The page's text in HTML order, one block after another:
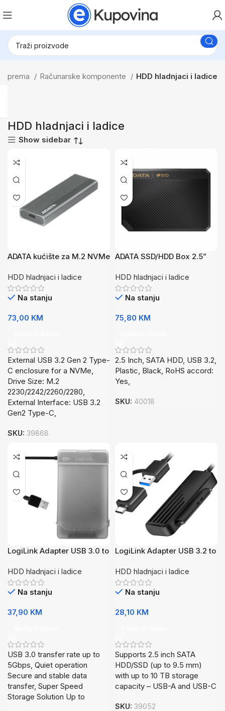
Računarske komponente HDD hladnjaci i ladice
HDD hladnjaci i ladice
Show sidebar
ADATA kućište za M.2 NVMe
HDD hladnjaci i ladice
Na stanju
73,00 KM
External USB 3.2 Gen 2 Type-
C enclosure for a NVMe,
Drive Size: M.2
2230/2242/2260/2280,
External Interface: USB 3.2
Gen2 Type-C,
SKU: 39868
ADATA SSD/HDD Box 2.5”
HDD hladnjaci i ladice
Na stanju
75,80 KM
2.5 Inch, SATA HDD, USB 3.2,
Plastic, Black, RoHS accord:
Yes,
SKU: 40018
LogiLink Adapter USB 3.0 to
HDD hladnjaci i ladice
Na stanju
37,90 KM
USB 3.0 transfer rate up to
5Gbps, Quiet operation
Secure and stable data
transfer, Super Speed
Storage Solution Up to
LogiLink Adapter USB 3.2 to
HDD hladnjaci i ladice
Na stanju
28,10 KM
Supports 2.5 inch SATA
HDD/SSD (up to 9.5 mm)
with up to 10 TB storage
capacity – USB-A and USB-C
SKU: 39052